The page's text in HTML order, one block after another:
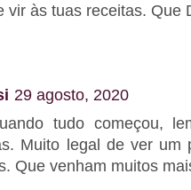
vir às tuas receitas. Que
29 agosto, 2020
tudo começou,
Muito legal de ver
Que venham muitos